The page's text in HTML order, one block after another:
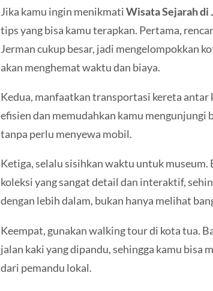
Jika kamu ingin menikmatiWisata Sejarah di
tips yang bisa kamu terapkan. Pertama,
Jerman cukup besar, jadi mengelompokkan
akan menghemat waktu dan biaya.
Kedua, manfaatkan transportasi kereta antar
efisien dan memudahkan kamu mengunjungi
tanpa perlu menyewa mobil.
Ketiga, selalu sisihkan waktu untuk
koleksi yang sangat detail dan interaktif,
dengan lebih dalam, bukan hanya melihat
Keempat, gunakan walking tour di kota tua.
jalan kaki yang dipandu, sehingga kamu bisa
dari pemandu lokal.